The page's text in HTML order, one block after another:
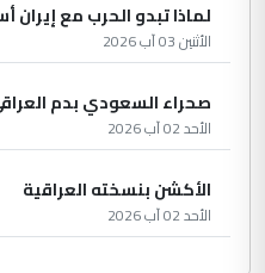
لماذا تبدو الحرب مع
الأثنين 03 آب 2026
صحراء السعودي بدم
الأحد 02 آب 2026
الأكشن بنسخته العراقية
الأحد 02 آب 2026